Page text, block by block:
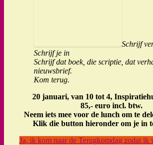
Schrijf
Schrijf je in
Schrijf dat boek, die scriptie, dat
nieuwsbrief.
Kom terug.
20 januari, van 10 tot 4,
85,- euro incl. btw.
Neem iets mee voor de lunch om te
Klik die button hieronder om je in
Ja, ik kom naar de Terugkomdag zodat ik